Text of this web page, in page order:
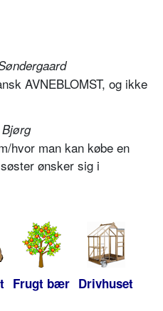
AVNEBLOMST, og ikke
hvor man kan købe en
ønsker sig i
Frugt bær Drivhuset